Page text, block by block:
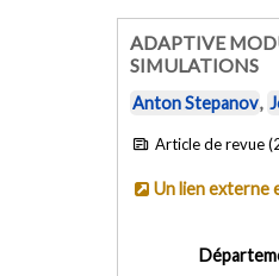
ADAPTIVE
SIMULATIONS
Anton Stepanov,
Article de revue
Un lien externe